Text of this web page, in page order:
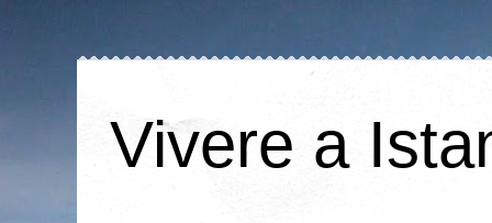
Vivere a